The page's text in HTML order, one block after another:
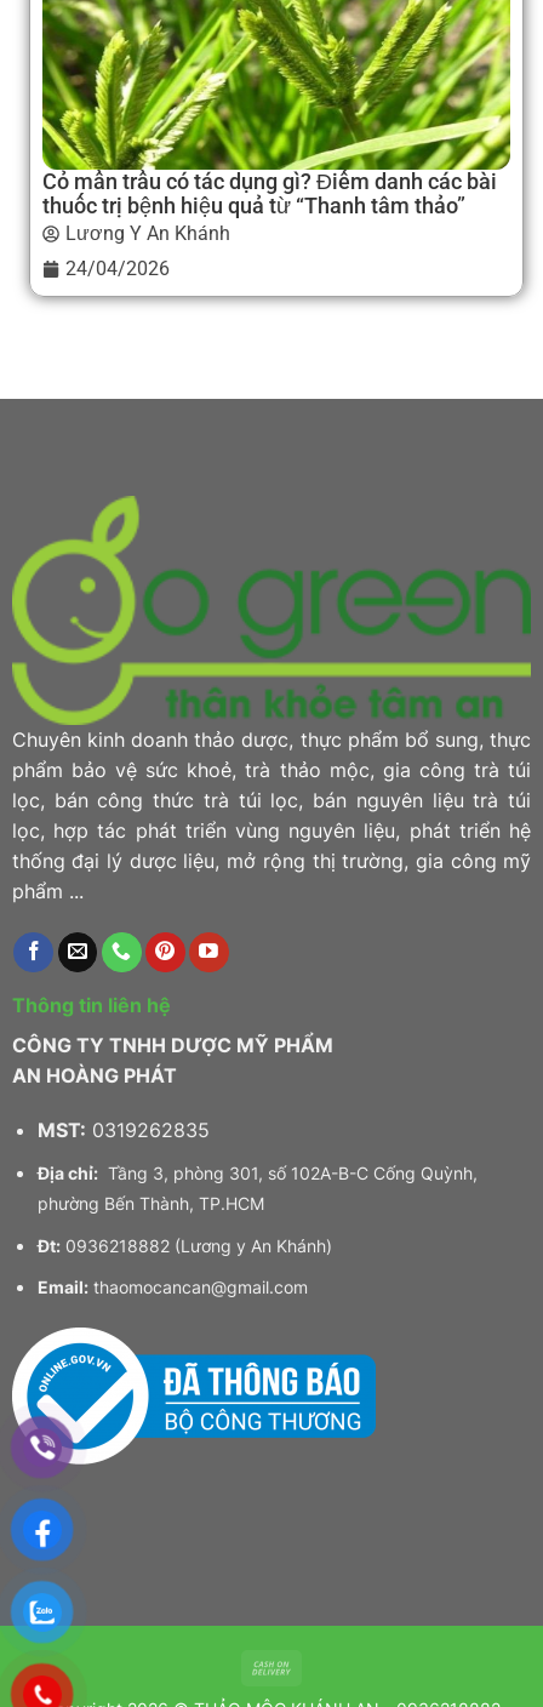
Cỏ mần trầu có tác dụng gì? Điểm danh các bài
thuốc trị bệnh hiệu quả từ “Thanh tâm thảo”
Lương Y An Khánh
24/04/2026
Chuyên kinh doanh thảo dược, thực phẩm bổ sung, thực
phẩm bảo vệ sức khoẻ, trà thảo mộc, gia công trà túi
lọc, bán công thức trà túi lọc, bán nguyên liệu trà túi
lọc, hợp tác phát triển vùng nguyên liệu, phát triển hệ
thống đại lý dược liệu, mở rộng thị trường, gia công mỹ
phẩm ...
Thông tin liên hệ
CÔNG TY TNHH DƯỢC MỸ PHẨM
AN HOÀNG PHÁT
MST: 0319262835
Địa chỉ:Tầng 3, phòng 301, số 102A-B-C Cống Quỳnh,
phường Bến Thành, TP.HCM
Đt:0936218882 (Lương y An Khánh)
Email:thaomocancan@gmail.com